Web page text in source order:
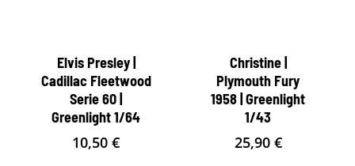
Elvis Presley |
Cadillac Fleetwood
Serie 60 |
Greenlight 1/64
10,50€
Christine |
Plymouth Fury
1958 | Greenlight
1/43
25,90 €